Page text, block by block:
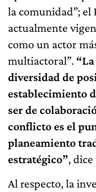
la comunidad”; el
actualmente
como un actor
multiactoral”.
diversidad de
establecimiento
ser de
conflicto es el
planeamiento
estratégico”,
Al respecto, la